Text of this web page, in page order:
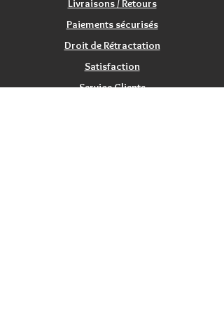
Livraisons / Retours
Paiements sécurisés
Droit de Rétractation
Satisfaction
Service Clients